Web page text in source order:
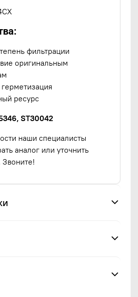
фильтрации
оригинальным
ресурс
ST30042
наши специалисты
аналог или уточнить
Звоните!